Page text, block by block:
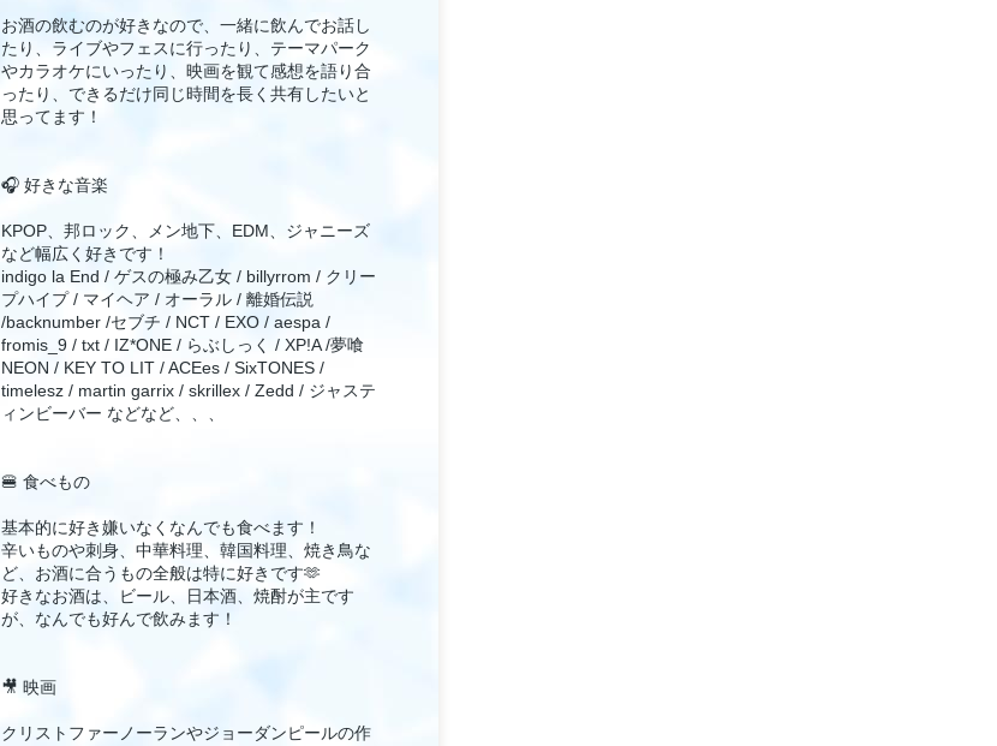
お酒の飲むのが好きなので、一緒に飲んでお話し
たり、ライブやフェスに行ったり、テーマパーク
やカラオケにいったり、映画を観て感想を語り合
ったり、できるだけ同じ時間を長く共有したいと
思ってます！
🎧 好きな音楽
KPOP、邦ロック、メン地下、EDM、ジャニーズ
など幅広く好きです！
indigo la End / ゲスの極み乙女 / billyrrom / クリー
プハイプ / マイヘア / オーラル / 離婚伝説
/backnumber /セブチ / NCT / EXO / aespa /
fromis_9 / txt / IZ*ONE / らぶしっく / XP!A /夢喰
NEON / KEY TO LIT / ACEes / SixTONES /
timelesz / martin garrix / skrillex / Zedd / ジャステ
ィンビーバー などなど、、、
🍔 食べもの
基本的に好き嫌いなくなんでも食べます！
辛いものや刺身、中華料理、韓国料理、焼き鳥な
ど、お酒に合うもの全般は特に好きです‪🫶
好きなお酒は、ビール、日本酒、焼酎が主です
が、なんでも好んで飲みます！
🎥 映画
クリストファーノーランやジョーダンピールの作